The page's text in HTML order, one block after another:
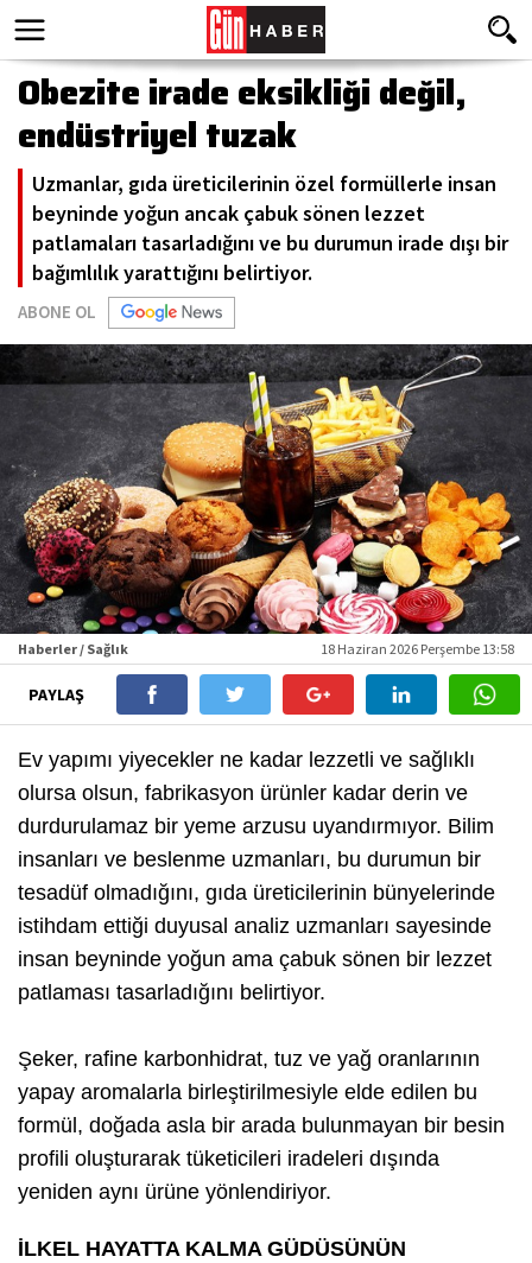
Obezite irade eksikliği değil,
endüstriyel tuzak
Uzmanlar, gıda üreticilerinin özel formüllerle insan
beyninde yoğun ancak çabuk sönen lezzet
patlamaları tasarladığını ve bu durumun irade dışı bir
bağımlılık yarattığını belirtiyor.
ABONE OL
Haberler / Sağlık 18 Haziran 2026 Perşembe 13:58
PAYLAŞ
Ev yapımı yiyecekler ne kadar lezzetli ve sağlıklı
olursa olsun, fabrikasyon ürünler kadar derin ve
durdurulamaz bir yeme arzusu uyandırmıyor. Bilim
insanları ve beslenme uzmanları, bu durumun bir
tesadüf olmadığını, gıda üreticilerinin bünyelerinde
istihdam ettiği duyusal analiz uzmanları sayesinde
insan beyninde yoğun ama çabuk sönen bir lezzet
patlaması tasarladığını belirtiyor.
Şeker, rafine karbonhidrat, tuz ve yağ oranlarının
yapay aromalarla birleştirilmesiyle elde edilen bu
formül, doğada asla bir arada bulunmayan bir besin
profili oluşturarak tüketicileri iradeleri dışında
yeniden aynı ürüne yönlendiriyor.
İLKEL HAYATTA KALMA GÜDÜSÜNÜN